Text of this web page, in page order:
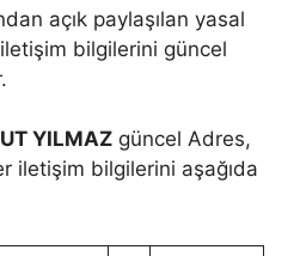
açık paylaşılan yasal
bilgilerini güncel
YILMAZ güncel Adres,
iletişim bilgilerini aşağıda